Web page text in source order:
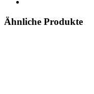
Ähnliche Produkte